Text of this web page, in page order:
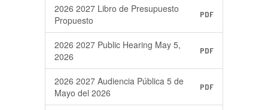
2026 2027 Libro de Presupuesto
Propuesto
PDF
2026 2027 Public Hearing May 5,
2026
PDF
2026 2027 Audiencia Pública 5 de
Mayo del 2026
PDF